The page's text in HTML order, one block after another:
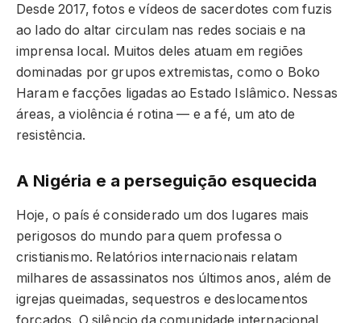
Desde 2017, fotos e vídeos de sacerdotes com fuzis
ao lado do altar circulam nas redes sociais e na
imprensa local. Muitos deles atuam em regiões
dominadas por grupos extremistas, como o Boko
Haram e facções ligadas ao Estado Islâmico. Nessas
áreas, a violência é rotina — e a fé, um ato de
resistência.
A Nigéria e a perseguição esquecida
Hoje, o país é considerado um dos lugares mais
perigosos do mundo para quem professa o
cristianismo. Relatórios internacionais relatam
milhares de assassinatos nos últimos anos, além de
igrejas queimadas, sequestros e deslocamentos